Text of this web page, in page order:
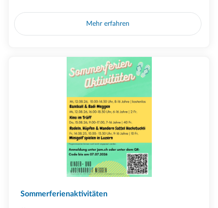
Mehr erfahren
Sommerferienaktivitäten